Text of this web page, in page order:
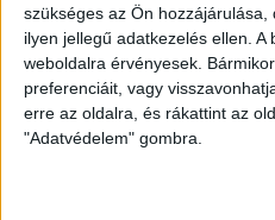
szükséges az Ön
ilyen jellegű adatkezelés ellen.
weboldalra érvényesek.
preferenciáit, vagy
erre az oldalra, és rákattint az
"Adatvédelem" gombra.
22 m szobák: 1
Videós